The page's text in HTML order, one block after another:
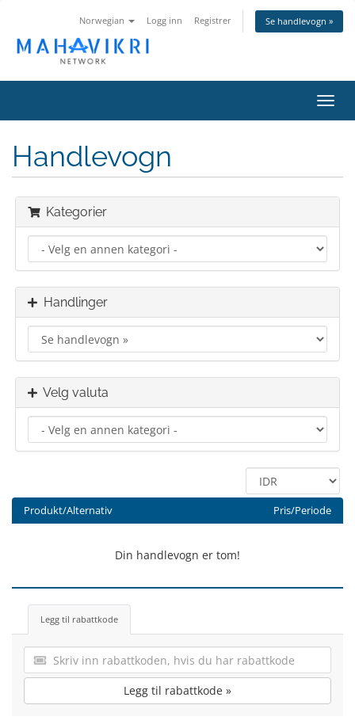
Norwegian Logg inn Registrer Se handlevogn »
Bytt
Handlevogn
Kategorier
Handlinger
Velg valuta
Produkt/Alternativ Pris/Periode
Din handlevogn er tom!
Legg til rabattkode
Legg til rabattkode »